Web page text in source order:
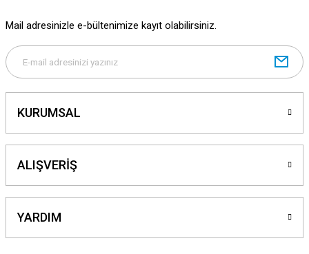
Gönder
Mail adresinizle e-bültenimize kayıt olabilirsiniz.
KURUMSAL
ALIŞVERİŞ
YARDIM